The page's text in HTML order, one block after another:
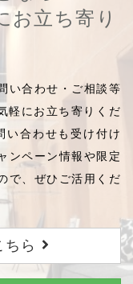
お立ち寄り
い合わせ・ご相談等
軽にお立ち寄りくだ
い合わせも受け付け
ンペーン情報や限定
で、ぜひご活用くだ
ちら